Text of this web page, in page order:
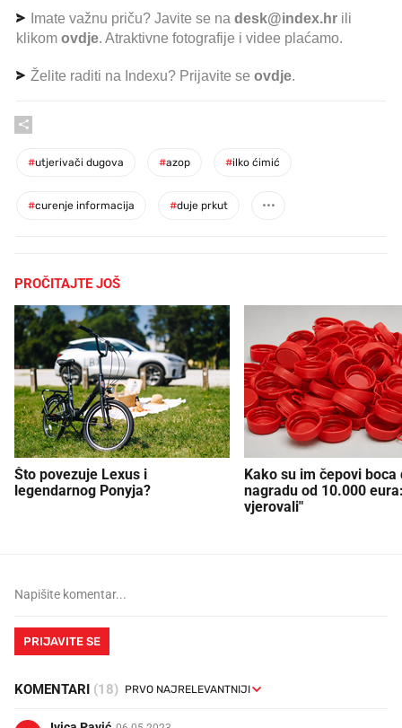
Imate važnu priču? Javite se na desk@index.hr ili
klikom ovdje. Atraktivne fotografije i videe plaćamo.
Želite raditi na Indexu? Prijavite se ovdje.
#utjerivači dugova #azop #ilko ćimić
#curenje informacija #duje prkut
PROČITAJTE JOŠ
Što povezuje Lexus i
legendarnog Ponyja?
Kako su im čepovi boca
nagradu od 10.000
vjerovali"
PRIJAVITE SE
KOMENTARI (18)